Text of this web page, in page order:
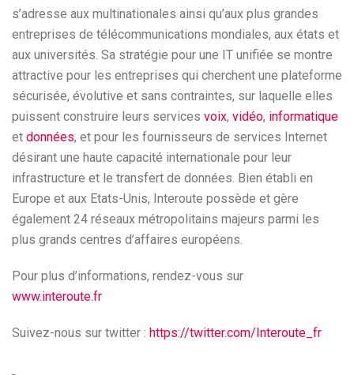
s’adresse aux multinationales ainsi qu’aux plus grandes
entreprises de télécommunications mondiales, aux états et
aux universités. Sa stratégie pour une IT unifiée se montre
attractive pour les entreprises qui cherchent une plateforme
sécurisée, évolutive et sans contraintes, sur laquelle elles
puissent construire leurs services voix, vidéo, informatique
et données, et pour les fournisseurs de services Internet
désirant une haute capacité internationale pour leur
infrastructure et le transfert de données. Bien établi en
Europe et aux Etats-Unis, Interoute possède et gère
également 24 réseaux métropolitains majeurs parmi les
plus grands centres d’affaires européens.
Pour plus d’informations, rendez-vous sur
www.interoute.fr
Suivez-nous sur twitter : https://twitter.com/Interoute_fr